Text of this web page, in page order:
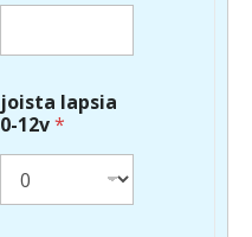
joista lapsia
0-12v*